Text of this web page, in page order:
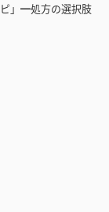
」━処方の選択肢